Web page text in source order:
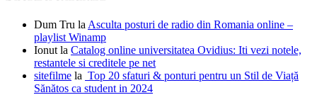
Dum Tru la Asculta posturi de radio din Romania online –
playlist Winamp
Ionut la Catalog online universitatea Ovidius: Iti vezi notele,
restantele si creditele pe net
sitefilme la Top 20 sfaturi & ponturi pentru un Stil de Viață
Sănătos ca student in 2024